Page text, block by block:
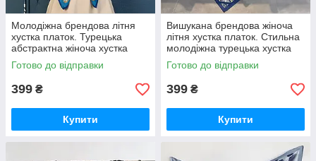
Молодіжна брендова літня
хустка платок. Турецька
абстрактна жіноча хустка
Готово до відправки
399 ₴
Купити
Вишукана брендова жіноча
літня хустка платок. Стильна
молодіжна турецька хустка
Готово до відправки
399 ₴
Купити